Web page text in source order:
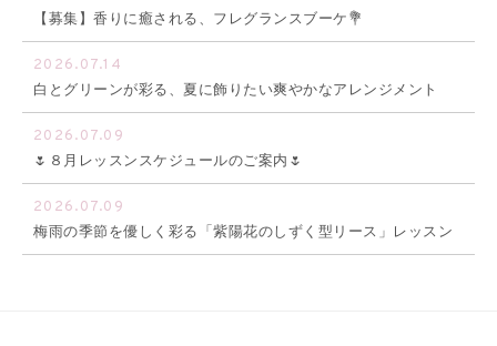
【募集】香りに癒される、フレグランスブーケ💐
2026.07.14
白とグリーンが彩る、夏に飾りたい爽やかなアレンジメント
2026.07.09
🌷８月レッスンスケジュールのご案内🌷
2026.07.09
梅雨の季節を優しく彩る「紫陽花のしずく型リース」レッスン